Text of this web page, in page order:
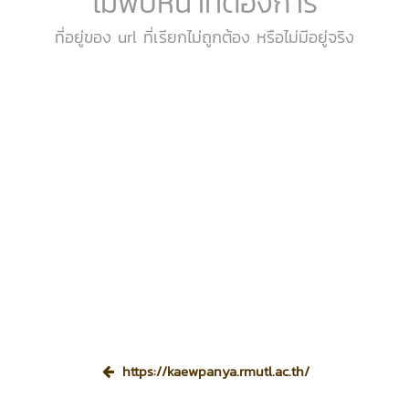
ที่อยู่ของ url ที่เรียกไม่ถูกต้อง หรือไม่มีอยู่จริง
https://kaewpanya.rmutl.ac.th/